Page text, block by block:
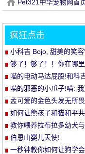
P
et
Pet321中华宠物网首
疯狂点击
小科吉 Bojo, 甜美的笑
来每天都是超级快乐!爱
够了！够了！！你在哪
喵的电动马达屁股!和科
喵的邪恶的小爪子!喵:
孟可爱的金色头发无所
静的空气
如何让熊孩子和猫和平
做..。婴孩必须被充电送
教你喂养拉布拉多幼犬
伯恩山婴儿天使!
一秒钟教你如何让狗学